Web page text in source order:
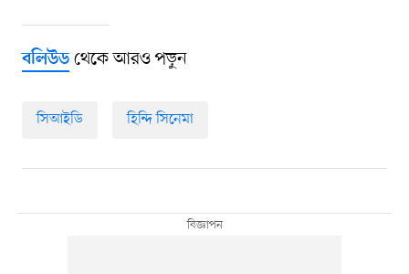
বলিউডথেকে আরও পড়ুন
সিআইডি হিন্দি সিনেমা